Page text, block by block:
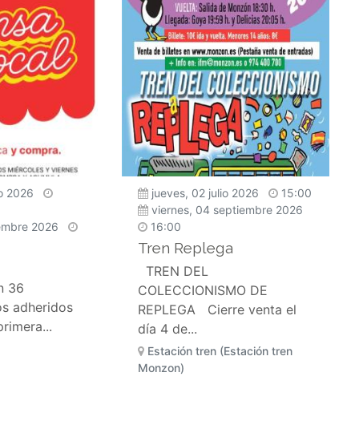
2026
2026
36
adheridos
jueves, 02 julio 2026
15:00
viernes, 04 septiembre 2026
16:00
Tren Replega
TREN DEL
COLECCIONISMO DE
REPLEGA Cierre venta el
día 4 de...
Estación tren (Estación tren
Monzon)